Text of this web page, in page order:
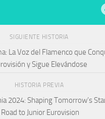
SIGUIENTE HISTORIA
La Voz del Flamenco que
y Sigue Elevándose
HISTORIA PREVIA
2024: Shaping Tomorrow’s
Road to Junior Eurovision